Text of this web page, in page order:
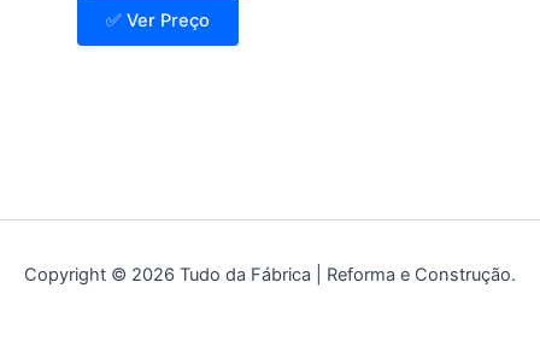
✅ Ver Preço
Copyright © 2026 Tudo da Fábrica | Reforma e Construção.